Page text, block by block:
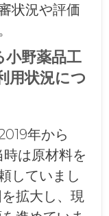
状況や評価
小野薬品工
用状況につ
年から
は原材料を
していまし
拡大し、現